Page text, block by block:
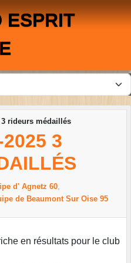
ESPRIT
3 rideurs médaillés
3
d' Agnetz 60
de Beaumont Sur Oise 95
en résultats pour le club